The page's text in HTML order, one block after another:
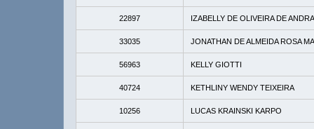
22897 IZABELLY DE OLIVEIRA DE
33035 JONATHAN DE ALMEIDA ROSA
56963 KELLY GIOTTI
40724 KETHLINY WENDY TEIXEIRA
10256 LUCAS KRAINSKI KARPO